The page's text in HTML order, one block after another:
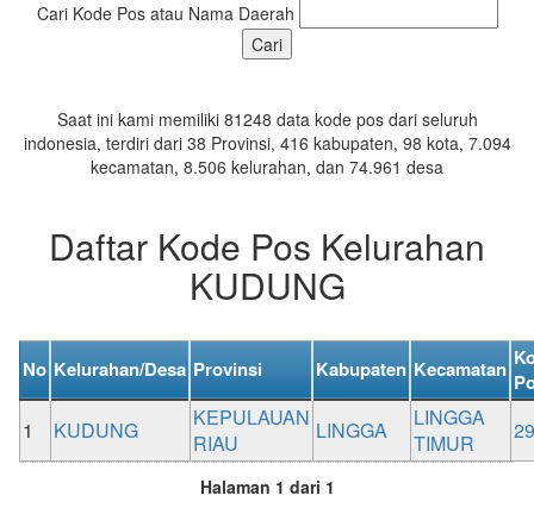
Cari Kode Pos atau Nama Daerah
Saat ini kami memiliki 81248 data kode pos dari seluruh
indonesia, terdiri dari 38 Provinsi, 416 kabupaten, 98 kota, 7.094
kecamatan, 8.506 kelurahan, dan 74.961 desa
Daftar Kode Pos Kelurahan
KUDUNG
No Kelurahan/Desa Provinsi Kabupaten Kecamatan
1 KUDUNG
KEPULAUAN
RIAU
LINGGA
LINGGA
TIMUR
Halaman 1 dari 1